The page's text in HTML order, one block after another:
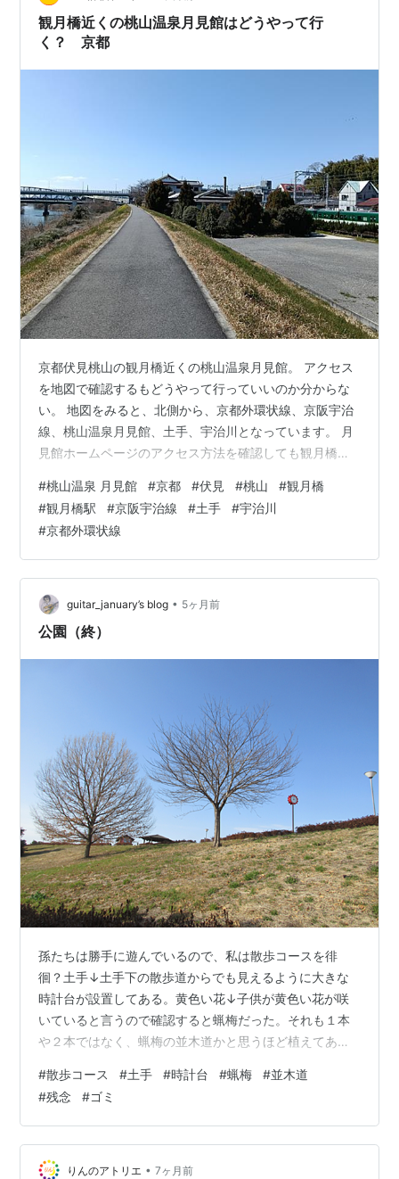
観月橋近くの桃山温泉月見館はどうやって行
く？ 京都
京都伏見桃山の観月橋近くの桃山温泉月見館。 アクセス
を地図で確認するもどうやって行っていいのか分からな
い。 地図をみると、北側から、京都外環状線、京阪宇治
線、桃山温泉月見館、土手、宇治川となっています。 月
見館ホームページのアクセス方法を確認しても観月橋駅
あるものの、月見館に行けそうな踏切もない。 土手から
しか行けないのか？ ずーっと東の土手から西に向かって
来ました。 右に月見館、奥に観月橋。 少し西に歩く。
西から東の土手。 月見館正面、左に京阪宇治線。 この場
所から正面をみると、観月橋駅。 自転車置き場がある！
どっから来るの？！と思ったら…
#桃山温泉 月見館 #京都 #伏見 #桃山 #観月橋
#観月橋駅 #京阪宇治線 #土手 #宇治川
#京都外環状線
guitar_january’s blog • 5ヶ月前
公園（終）
孫たちは勝手に遊んでいるので、私は散歩コースを徘
徊？土手↓土手下の散歩道からでも見えるように大きな
時計台が設置してある。黄色い花↓子供が黄色い花が咲
いていると言うので確認すると蝋梅だった。それも１本
や２本ではなく、蝋梅の並木道かと思うほど植えてあっ
で来たか故意に捨てたか？いずれにしても気分の良い光
景ではない😞 群馬中央ギター学院のトップページへリン
クします。 中央マンドリンクラブのページへリンクしま
す。 フランク永井鉛筆画前橋展示室のページへリンクし
ます。
#散歩コース #土手 #時計台 #蝋梅 #並木道
#残念 #ゴミ
りんのアトリエ • 7ヶ月前